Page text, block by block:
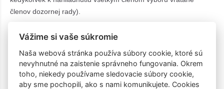
členov dozornej rady).
d) Skenová kópia zápisnice sa zasiela e-mailom predsedovi
2.13 Rozdelenie právomoci a zodpovednosti medzi členov
výboru:
Vážime si vaše súkromie
Naša webová stránka používa súbory cookie, ktoré sú
nevyhnutné na zaistenie správneho fungovania. Okrem
toho, niekedy používame sledovacie súbory cookie,
aby sme pochopili, ako s nami komunikujete. Cookies